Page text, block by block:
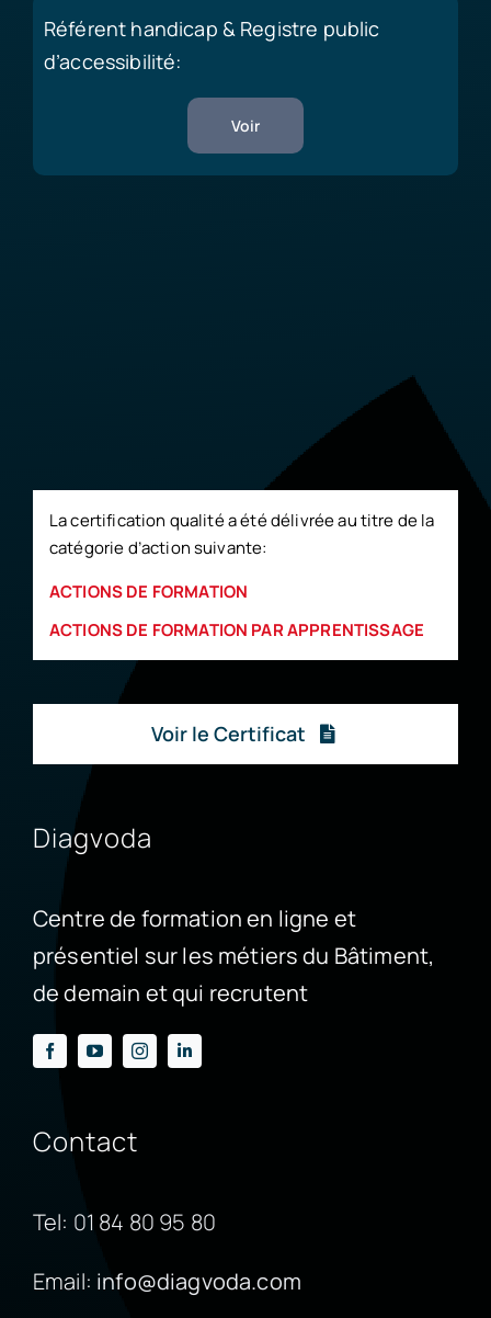
Référent handicap & Registre public
d’accessibilité:
Voir
La certification qualité a été délivrée au titre de la
catégorie d’action suivante:
ACTIONS DE FORMATION
ACTIONS DE FORMATION PAR APPRENTISSAGE
Voir le Certificat
Diagvoda
Centre de formation en ligne et
présentiel sur les métiers du Bâtiment,
de demain et qui recrutent
Contact
Tel: 01 84 80 95 80
Email: info@diagvoda.com